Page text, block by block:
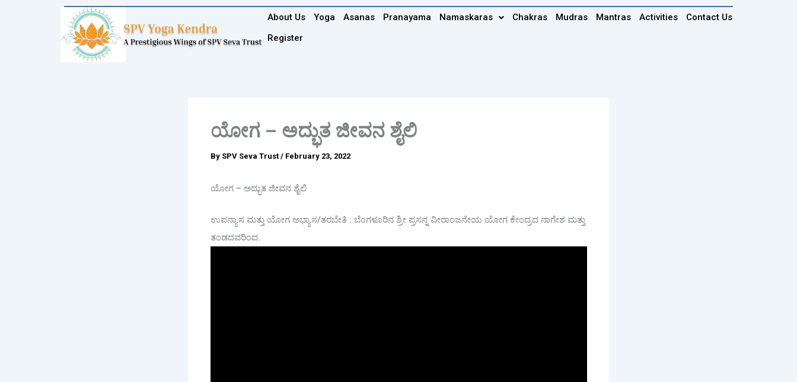
About Us Yoga Asanas Pranayama Namaskaras Chakras Mudras Mantras Activities
Contact Us
Register
ಯೋಗ – ಅದ್ಭುತ ಜೀವನ ಶೈಲಿ
By SPV Seva Trust / February 23, 2022
ಯೋಗ – ಅದ್ಭುತ ಜೀವನ ಶೈಲಿ
ಉಪನ್ಯಾಸ ಮತ್ತು ಯೋಗ ಅಭ್ಯಾಸ/ತರಬೇತಿ : ಬೆಂಗಳೂರಿನ ಶ್ರೀ ಪ್ರಸನ್ನ ವೀರಾಂಜನೇಯ ಯೋಗ ಕೇಂದ್ರದ ನಾಗೇಶ ಮತ್ತು
ತಂಡದವರಿಂದ.